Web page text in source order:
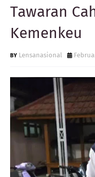
Tawaran
Kemenkeu
Lensanasional